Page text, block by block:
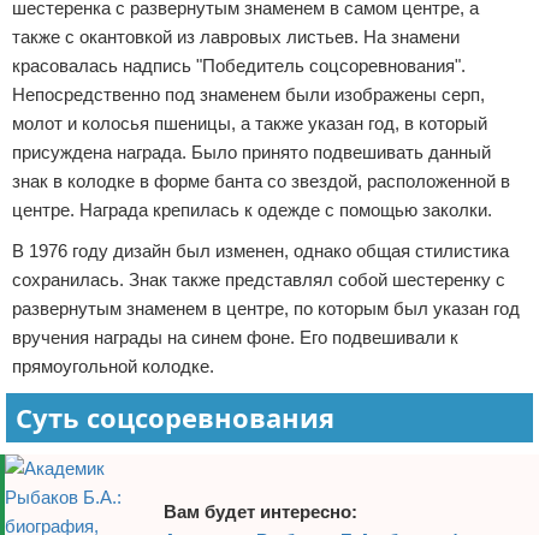
шестеренка с развернутым знаменем в самом центре, а
также с окантовкой из лавровых листьев. На знамени
красовалась надпись "Победитель соцсоревнования".
Непосредственно под знаменем были изображены серп,
молот и колосья пшеницы, а также указан год, в который
присуждена награда. Было принято подвешивать данный
знак в колодке в форме банта со звездой, расположенной в
центре. Награда крепилась к одежде с помощью заколки.
В 1976 году дизайн был изменен, однако общая стилистика
сохранилась. Знак также представлял собой шестеренку с
развернутым знаменем в центре, по которым был указан год
вручения награды на синем фоне. Его подвешивали к
прямоугольной колодке.
Суть соцсоревнования
Вам будет интересно: